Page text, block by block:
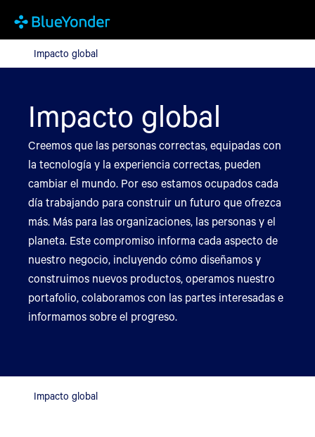
Impacto globalImpacto global
Impacto global
Creemos que las personas correctas, equipadas con
la tecnología y la experiencia correctas, pueden
cambiar el mundo. Por eso estamos ocupados cada
día trabajando para construir un futuro que ofrezca
más. Más para las organizaciones, las personas y el
planeta. Este compromiso informa cada aspecto de
nuestro negocio, incluyendo cómo diseñamos y
construimos nuevos productos, operamos nuestro
portafolio, colaboramos con las partes interesadas e
informamos sobre el progreso.
Impacto global